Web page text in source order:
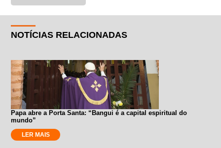
NOTÍCIAS RELACIONADAS
Papa abre a Porta Santa: “Bangui é a capital espiritual do
mundo”
LER MAIS